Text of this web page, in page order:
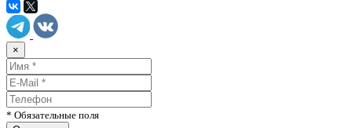
×
* Обязательные поля